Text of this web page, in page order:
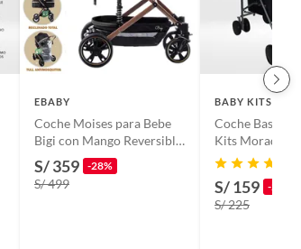
EBABY
Coche Moises para Bebe
Bigi con Mango Reversible
Beige
S/ 359 -28%
S/ 499
BABY KITS
Coche Bastón
Kits Morado
S/ 159 -29%
S/ 225